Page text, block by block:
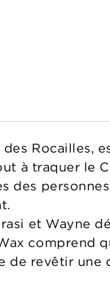
Rocailles,
à traquer le
des
et Wayne
comprend
de revêtir